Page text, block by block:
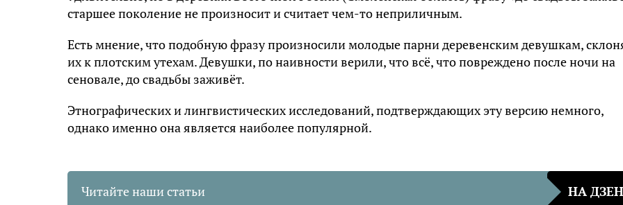
старшее поколение не произносит и считает чем-то неприличным.
Есть мнение, что подобную фразу произносили молодые парни деревенским девушкам,
их к плотским утехам. Девушки, по наивности верили, что всё, что повреждено после ночи на
сеновале, до свадьбы заживёт.
Этнографических и лингвистических исследований, подтверждающих эту версию немного,
однако именно она является наиболее популярной.
Читайте наши статьи НА ДЗЕН